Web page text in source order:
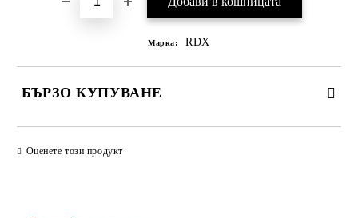
Марка: RDX
БЪРЗО КУПУВАНЕ
Оценете този продукт